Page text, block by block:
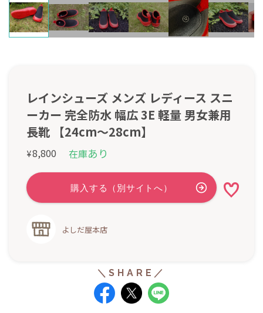
レインシューズ メンズ レディース スニ
ーカー 完全防水 幅広 3E 軽量 男女兼用
長靴 【24cm～28cm】
¥8,800 在庫あり
よしだ屋本店